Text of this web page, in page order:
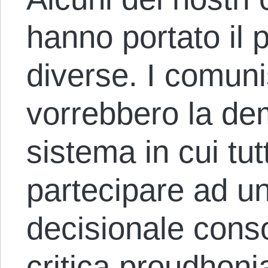
hanno portato il
diverse. I
vorrebbero la
sistema in cui
partecipare ad
decisionale